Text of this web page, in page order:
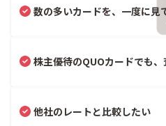
数の多いカードを、一度に見
株主優待のQUOカードでも
他社のレートと比較したい